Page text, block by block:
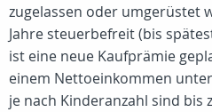
zugelassen oder umgerüstet
Jahre steuerbefreit (bis
ist eine neue Kaufprämie
einem Nettoeinkommen
je nach Kinderanzahl sind bis